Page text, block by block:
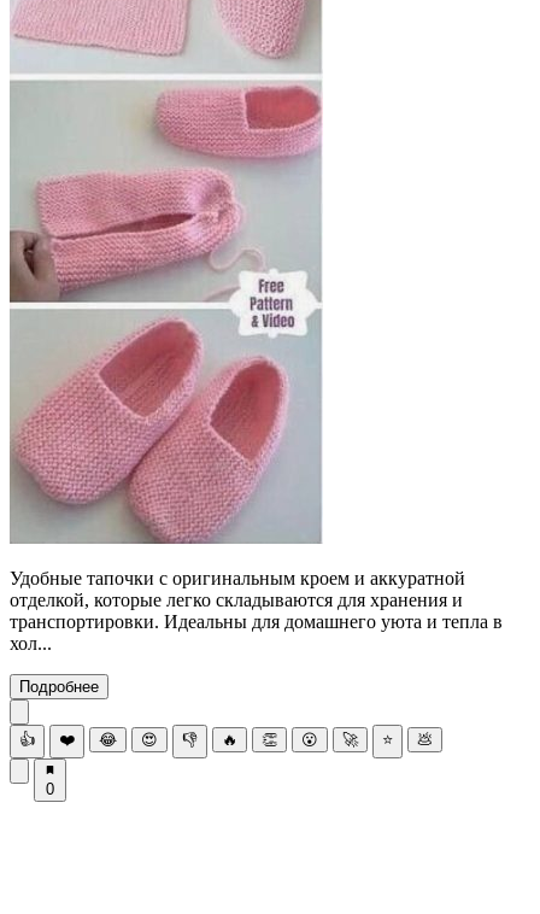
Удобные тапочки с оригинальным кроем и аккуратной
отделкой, которые легко складываются для хранения и
транспортировки. Идеальны для домашнего уюта и тепла в
хол...
Подробнее
👍 ❤️ 😂 😍 👎 🔥 👏 😮 🚀 ⭐ 💩
0